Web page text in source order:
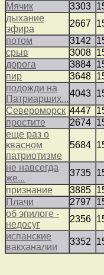
Мячик
3303
дыхание
эфира
2667
потом
3142
срыв
3008
дорога
3884
пир
3648
подожди на
Патриарших...
4043
Североморск 4447
простите
2674
еще раз о
квасном
патриотизме
5684
не навсегда
же...
3735
признание
3885
Плачи
2797
об эпилоге -
недосуг
2356
испанские
вакханалии
3352